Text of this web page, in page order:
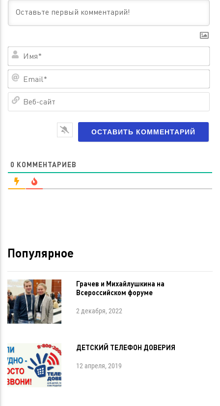
0 КОММЕНТАРИЕВ
Популярное
Грачев и Михайлушкина на
Всероссийском форуме
2 декабря, 2022
ДЕТСКИЙ ТЕЛЕФОН ДОВЕРИЯ
12 апреля, 2019